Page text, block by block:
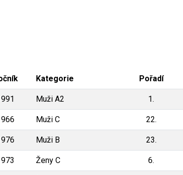
Kategorie Pořadí
Muži A2 1.
Muži C 22.
Muži B 23.
Ženy C 6.